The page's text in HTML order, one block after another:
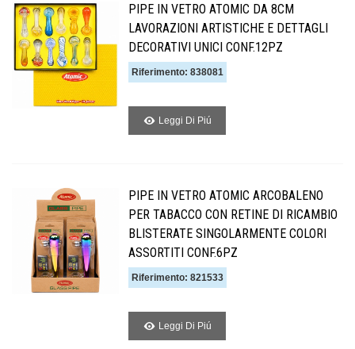
PIPE IN VETRO ATOMIC DA 8CM
LAVORAZIONI ARTISTICHE E DETTAGLI
DECORATIVI UNICI CONF.12PZ
Riferimento: 838081
Leggi Di Piú
PIPE IN VETRO ATOMIC ARCOBALENO
PER TABACCO CON RETINE DI RICAMBIO
BLISTERATE SINGOLARMENTE COLORI
ASSORTITI CONF.6PZ
Riferimento: 821533
Leggi Di Piú